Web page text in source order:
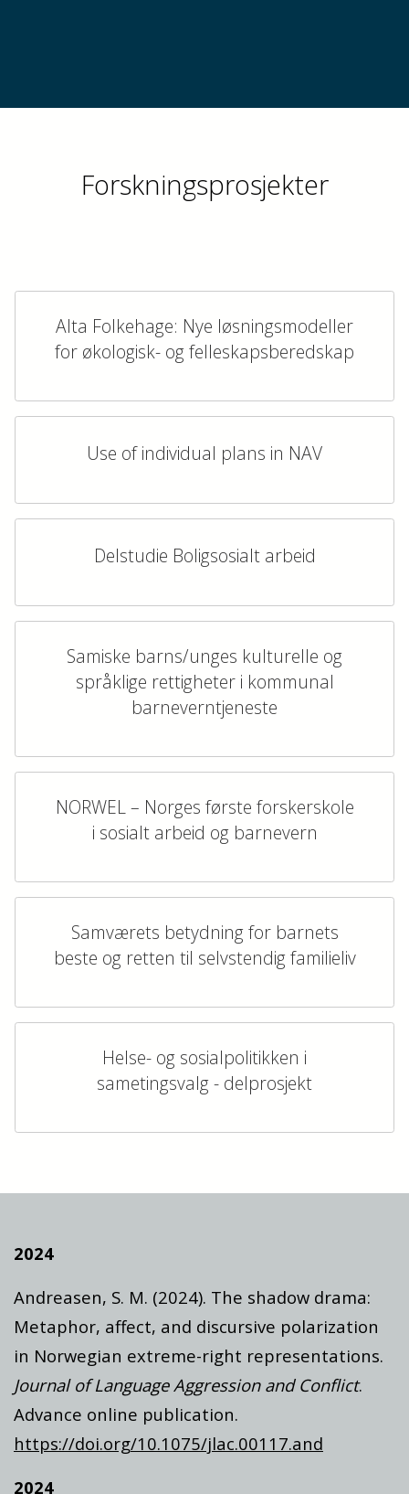
Forskningsprosjekter
Alta Folkehage: Nye løsningsmodeller
for økologisk- og felleskapsberedskap
Use of individual plans in NAV
Delstudie Boligsosialt arbeid
Samiske barns/unges kulturelle og
språklige rettigheter i kommunal
barneverntjeneste
NORWEL – Norges første forskerskole
i sosialt arbeid og barnevern
Samværets betydning for barnets
beste og retten til selvstendig familieliv
Helse- og sosialpolitikken i
sametingsvalg - delprosjekt
2024
Andreasen, S. M. (2024). The shadow drama:
Metaphor, affect, and discursive polarization
in Norwegian extreme-right representations.
Journal of Language Aggression and Conflict.
Advance online publication.
https://doi.org/10.1075/jlac.00117.and
2024